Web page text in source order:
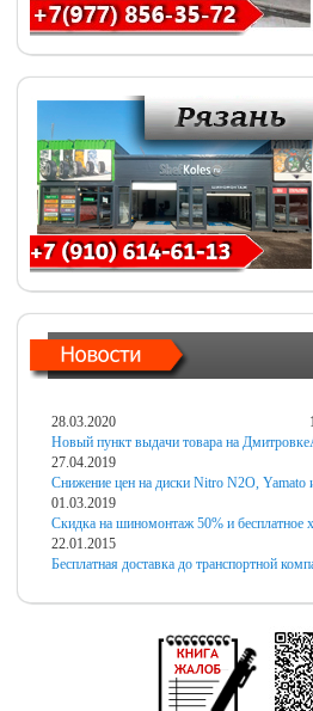
28.03.2020
Новый пункт выдачи товара на Дмитровке
27.04.2019
Снижение цен на диски Nitro N2O, Yamato
01.03.2019
Скидка на шиномонтаж 50% и бесплатное
22.01.2015
Бесплатная доставка до транспортной